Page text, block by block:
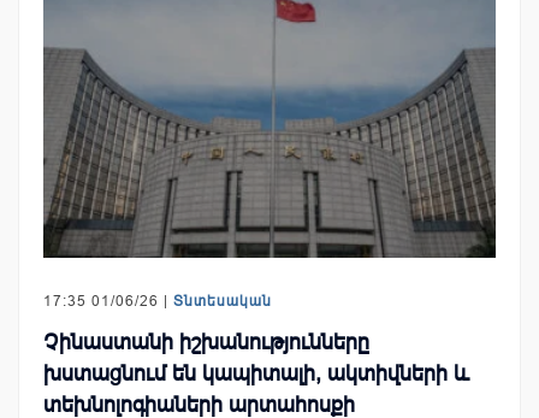
17:35 01/06/26 | Տնտեսական
Չինաստանի իշխանությունները
խստացնում են կապիտալի, ակտիվների և
տեխնոլոգիաների արտահոսքի